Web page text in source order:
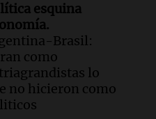
de Milán y su
municipalidad para
de Juan Pablo II
esquina
Brasil:
como
lo
no hicieron como